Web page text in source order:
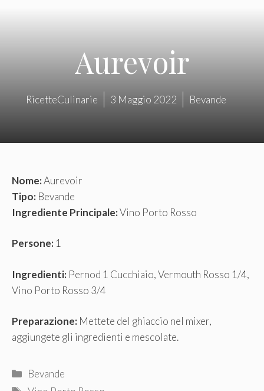
Aurevoir
RicetteCulinarie 3 Maggio 2022 Bevande
Nome:Aurevoir
Tipo: Bevande
Ingrediente Principale:Vino Porto Rosso
Persone: 1
Ingredienti: Pernod 1 Cucchiaio, Vermouth Rosso 1/4,
Vino Porto Rosso 3/4
Preparazione: Mettete del ghiaccio nel mixer,
aggiungete gli ingredienti e mescolate.
Categorie
Bevande